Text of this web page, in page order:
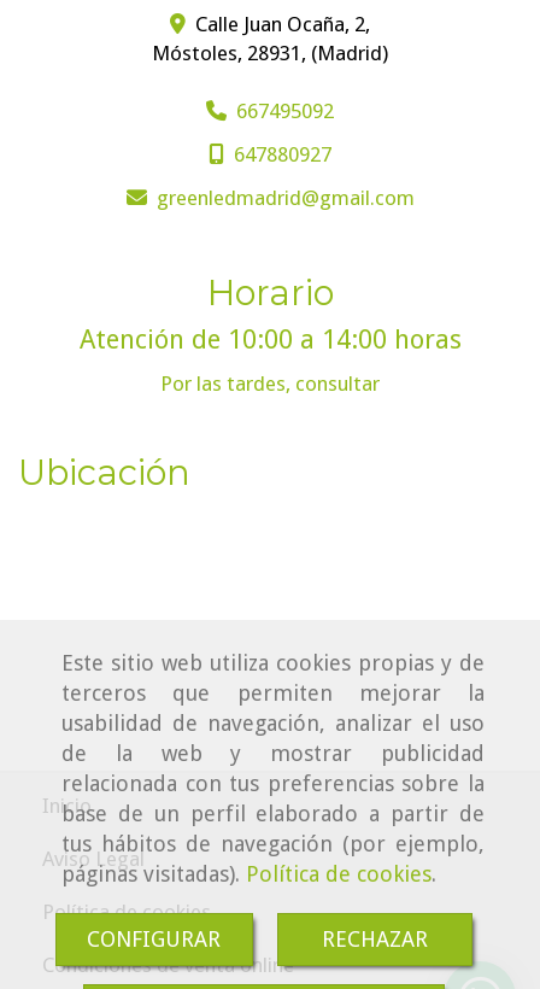
Este sitio web utiliza cookies propias y de
terceros que permiten mejorar la
usabilidad de navegación, analizar el uso
de la web y mostrar publicidad
relacionada con tus preferencias sobre la
base de un perfil elaborado a partir de
tus hábitos de navegación (por ejemplo,
páginas visitadas). Política de cookies.
CONFIGURAR RECHAZAR
Calle Juan Ocaña, 2,
Móstoles, 28931 , (Madrid)
667495092
647880927
greenledmadrid
gmail.com
Horario
Atención de 10:00 a 14:00 horas
Por las tardes, consultar
Ubicación
Inicio
Aviso Legal
Política de cookies
Condiciones de venta online